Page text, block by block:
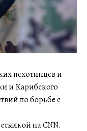
пехотинцев и
и Карибского
по борьбе с
на CNN.